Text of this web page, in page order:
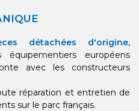
détachées d'origine,
européens
avec les constructeurs
réparation et entretien de
sur le parc français.